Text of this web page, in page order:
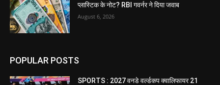
प्लास्टिक के नोट? RBI गवर्नर ने दिया जवाब
August 6, 2026
POPULAR POSTS
SPORTS : 2027 वनडे वर्ल्डकप क्वालिफायर 21